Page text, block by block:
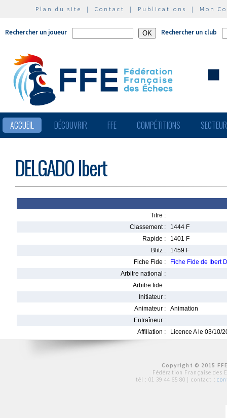
Plan du site | Contact | Publications | Mon
Rechercher un joueur Rechercher un club
ACCUEIL DÉCOUVRIR FFE COMPÉTITIONS
DELGADO Ibert
Titre :
Classement :
1444 F
Rapide :
1401 F
Blitz :
1459 F
Fiche Fide :
Fiche Fide de Ibert
Arbitre national :
Arbitre fide :
Initiateur :
Animateur :
Animation
Entraîneur :
Affiliation :
Licence A le 03/10/
Copyright © 2015
Fédération Française des
tél : 01 39 44 65 80 | contact :